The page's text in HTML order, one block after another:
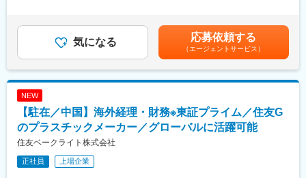
・蓄電機能と放電機能を併せ持った部品で、一時的にたくさんの
電気を必要とする場面や、電源が不安定になった際に電気を放
ち、製品がうまく作用するようにサポートするものです。特にタ
でき、製品の小型化を実現します。
た際に、電子機器が壊れないように守る役割です。
変更の範囲：会社の定める業務
務
・経営課題の分析および改善施策の立案支援
企画業務を経験できる。
・在宅勤務制度など働きやすい環境が整っており、仕事とプライ
ベートの両立がしやすい。
・将来的には海外駐在のチャンスもあり、グローバルなキャリア
形成が可能。
気になる 応募依頼する
（エージェントサービス）
NEW
【駐在／中国】海外経理・財務※東証プライム／住友G
のプラスチックメーカー／グローバルに活躍可能
住友ベークライト株式会社
正社員 上場企業